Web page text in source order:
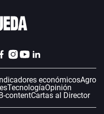
Indicadores económicosAgro
TecnologíaOpinión
B-contentCartas al Director